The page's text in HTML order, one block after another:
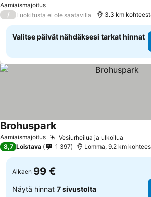
Aamiaismajoitus
/ Luokitusta ei ole saatavilla 3.3 km
Valitse päivät nähdäksesi tarkat hinnat
Aamiaismajoitus Vesiurheilua ja ulkoilua
BrohusparkKatso hinnat
8,7 Loistava 1 397 Lomma, 9.2 km
Alkaen 99 €
Näytä hinnat 7 sivustolta